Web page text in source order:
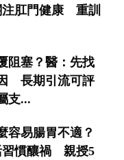
注肛門健康 重訓
阻塞？醫：先找
長期引流可評
支...
容易腸胃不適？
習慣釀禍 親授5